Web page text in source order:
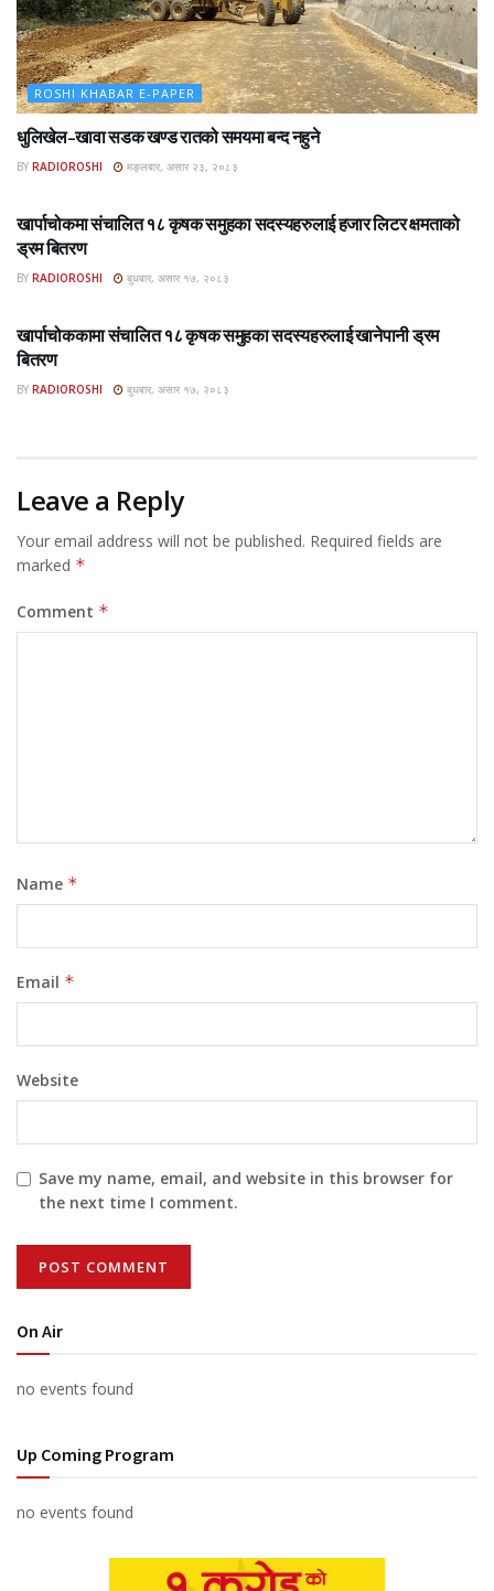
ROSHI KHABAR E-PAPER
धुलिखेल–खावा सडक खण्ड रातको समयमा बन्द नहुने
BY RADIOROSHI मङ्लबार, असार २३, २०८३
खार्पाचोकमा संचालित १८ कृषक समुहका सदस्यहरुलाई हजार लिटर क्षमताको
ड्रम बितरण
BY RADIOROSHI बुधबार, असार १७, २०८३
खार्पाचोककामा संचालित १८ कृषक समुहका सदस्यहरुलाई खानेपानी ड्रम
बितरण
BY RADIOROSHI बुधबार, असार १७, २०८३
Leave a Reply
Your email address will not be published. Required fields are
marked *
Comment *
Name *
Email *
Website
Save my name, email, and website in this browser for
the next time I comment.
On Air
no events found
Up Coming Program
no events found